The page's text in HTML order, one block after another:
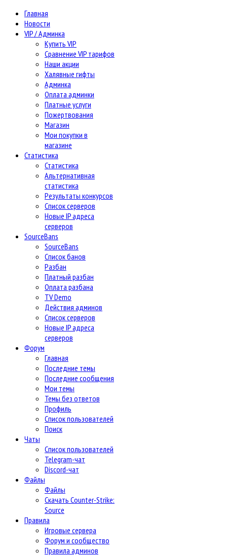
Главная
Новости
VIP / Админка
Купить VIP
Сравнение VIP тарифов
Наши акции
Халявные гифты
Админка
Оплата админки
Платные услуги
Пожертвования
Магазин
Мои покупки в
магазине
Статистика
Статистика
Альтернативная
статистика
Результаты конкурсов
Список серверов
Новые IP адреса
серверов
SourceBans
SourceBans
Список банов
Разбан
Платный разбан
Оплата разбана
TV Demo
Действия админов
Список серверов
Новые IP адреса
серверов
Форум
Главная
Последние темы
Последние сообщения
Мои темы
Темы без ответов
Профиль
Список пользователей
Поиск
Чаты
Список пользователей
Telegram-чат
Discord-чат
Файлы
Файлы
Скачать Counter-Strike:
Source
Правила
Игровые сервера
Форум и сообщество
Правила админов